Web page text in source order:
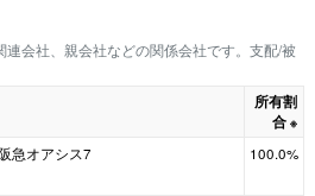
会社、親会社などの関係会社です。支配/被
所有割
合 ※
急オアシス7
100.0%